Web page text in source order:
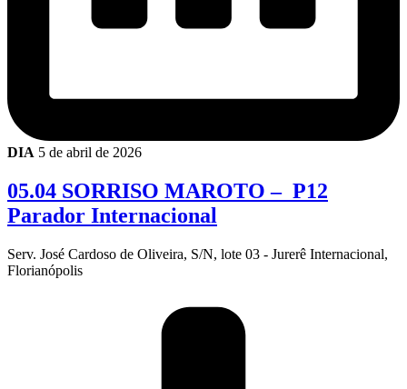
DIA 5 de abril de 2026
05.04 SORRISO MAROTO – P12
Parador Internacional
Serv. José Cardoso de Oliveira, S/N, lote 03 - Jurerê Internacional,
Florianópolis